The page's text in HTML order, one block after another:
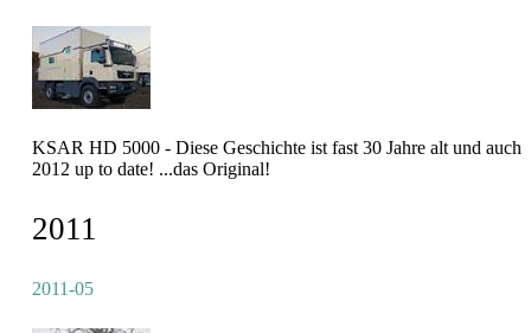
KSAR HD 5000 - Diese Geschichte ist fast 30 Jahre alt und auch
2012 up to date! ...das Original!
2011
2011-05